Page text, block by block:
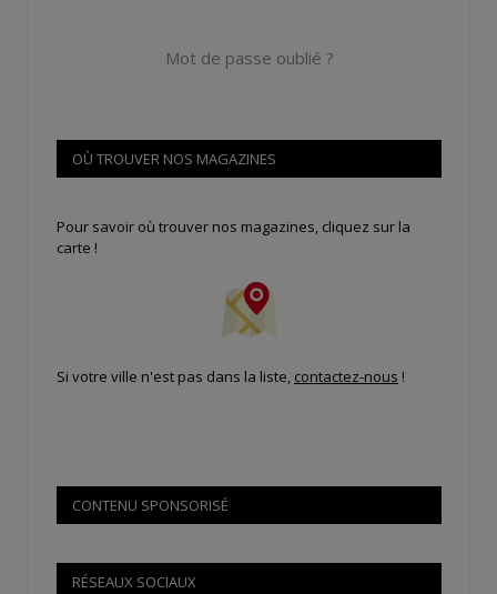
Mot de passe oublié ?
OÙ TROUVER NOS MAGAZINES
Pour savoir où trouver nos magazines, cliquez sur la
carte !
Si votre ville n'est pas dans la liste, contactez-nous !
CONTENU SPONSORISÉ
RÉSEAUX SOCIAUX